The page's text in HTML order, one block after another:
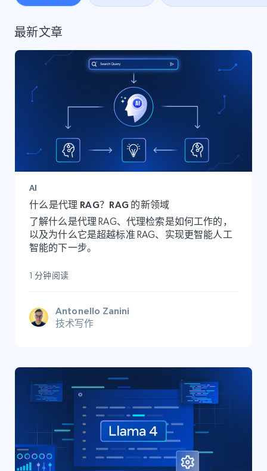
最新文章
AI
什么是代理 RAG？RAG 的新领域
了解什么是代理 RAG、代理检索是如何工作的，
以及为什么它是超越标准 RAG、实现更智能人工
智能的下一步。
1 分钟阅读
Antonello Zanini
技术写作